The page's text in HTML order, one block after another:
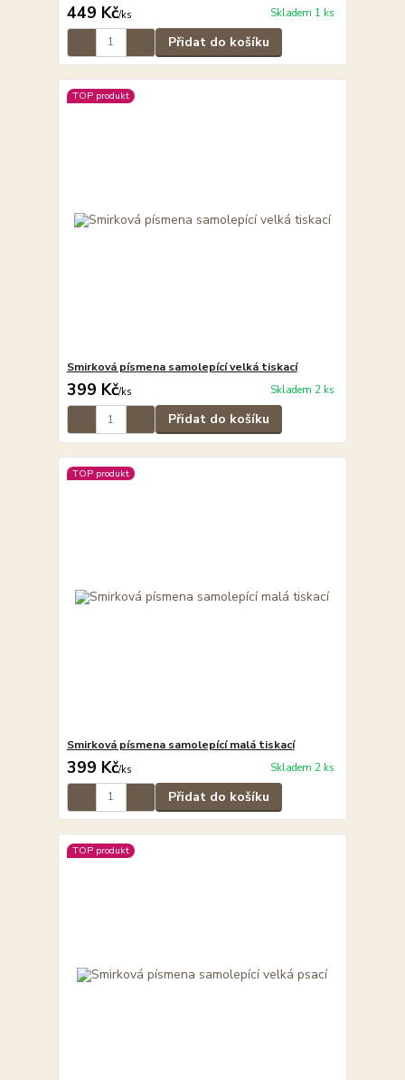
449 Kč/ks Skladem 1 ks
Přidat do košíku
TOP produkt
Smirková písmena samolepící velká tiskací
399 Kč/ks Skladem 2 ks
Přidat do košíku
TOP produkt
Smirková písmena samolepící malá tiskací
399 Kč/ks Skladem 2 ks
Přidat do košíku
TOP produkt